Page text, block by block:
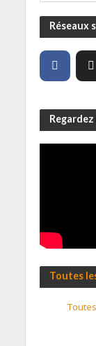
Réseaux
Toutes